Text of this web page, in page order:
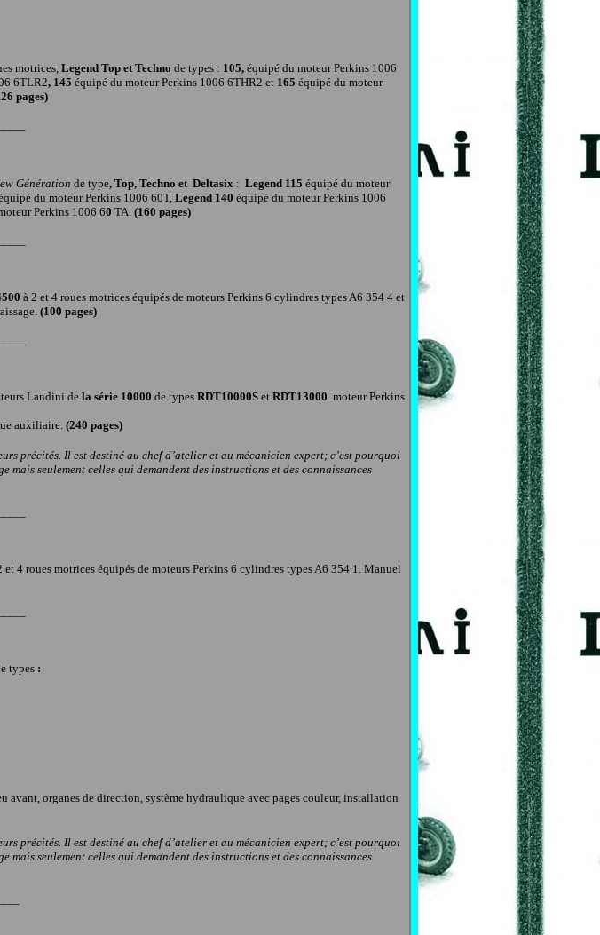
motrices, Legend Top et Techno de types : 105, équipé du moteur Perkins 1006
6TLR2, 145 équipé du moteur Perkins 1006 6THR2 et 165 équipé du moteur
pages)
Génération de type, Top, Techno et Deltasix : Legend 115 équipé du moteur
du moteur Perkins 1006 60T, Legend 140 équipé du moteur Perkins 1006
Perkins 1006 60 TA. (160 pages)
à 2 et 4 roues motrices équipés de moteurs Perkins 6 cylindres types A6 354 4 et
(100 pages)
Landini de la série 10000 de types RDT10000S et RDT13000 moteur Perkins
auxiliaire. (240 pages)
précités. Il est destiné au chef d’atelier et au mécanicien expert; c’est pourquoi
mais seulement celles qui demandent des instructions et des connaissances
et 4 roues motrices équipés de moteurs Perkins 6 cylindres types A6 354 1. Manuel
types :
avant, organes de direction, système hydraulique avec pages couleur, installation
précités. Il est destiné au chef d’atelier et au mécanicien expert; c’est pourquoi
mais seulement celles qui demandent des instructions et des connaissances